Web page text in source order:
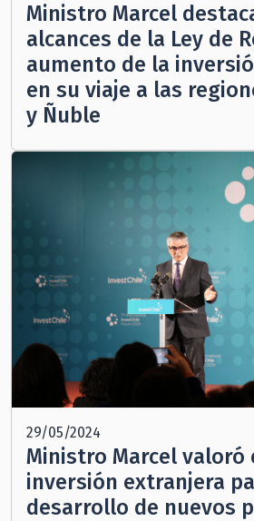
Ministro Marcel
alcances de la Ley de
aumento de la
en su viaje a las
y Ñuble
29/05/2024
Ministro Marcel valoró
inversión extranjera
desarrollo de nuevos